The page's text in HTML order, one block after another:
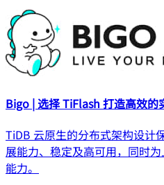
Bigo | 选择 TiFlash 打造高效的
TiDB 云原生的分布式架构设计
展能力、稳定及高可用，同时
能力。